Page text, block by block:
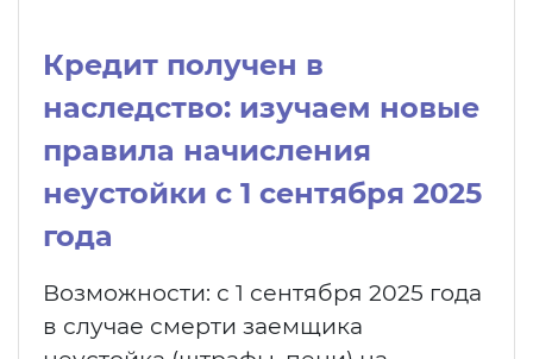
Кредит получен в
наследство: изучаем новые
правила начисления
неустойки с 1 сентября 2025
года
Возможности: с 1 сентября 2025 года
в случае смерти заемщика